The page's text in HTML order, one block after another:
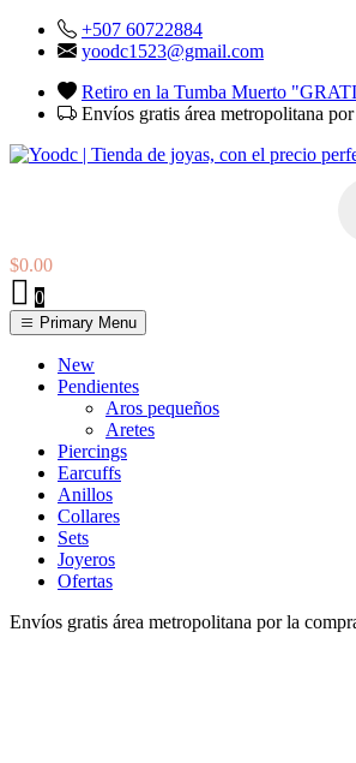
Skip
+507 60722884
yoodc1523@gmail.com
Retiro en la Tumba Muerto
Envíos gratis área metropolitana
$0.00
0
YOodc
𝑻𝒊𝒆𝒏𝒅𝒂 𝒅𝒆 𝒋𝒐𝒚𝒂𝒔.
Primary Menu
New
Pendientes
Aros pequeños
Aretes
Piercings
Earcuffs
Anillos
Collares
Sets
Joyeros
Ofertas
Envíos gratis área metropolitana por la